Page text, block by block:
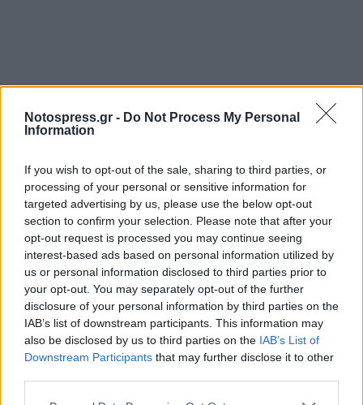
Notospress.gr - Do Not Process My Personal
Information
If you wish to opt-out of the sale, sharing to third parties, or
processing of your personal or sensitive information for
targeted advertising by us, please use the below opt-out
section to confirm your selection. Please note that after your
opt-out request is processed you may continue seeing
interest-based ads based on personal information utilized by
us or personal information disclosed to third parties prior to
your opt-out. You may separately opt-out of the further
disclosure of your personal information by third parties on the
IAB’s list of downstream participants. This information may
also be disclosed by us to third parties on the IAB’s List of
Downstream Participants that may further disclose it to other
Σχετικά Άρθρα